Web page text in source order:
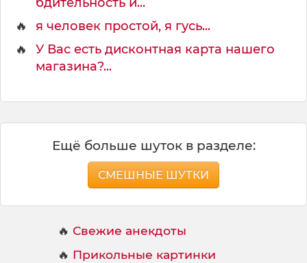
🔥
я человек простой, я гусь...
🔥
У Вас есть дисконтная карта нашего
магазина?...
Ещё больше шуток в разделе:
СМЕШНЫЕ ШУТКИ
🔥 Свежие анекдоты
🔥 Прикольные картинки